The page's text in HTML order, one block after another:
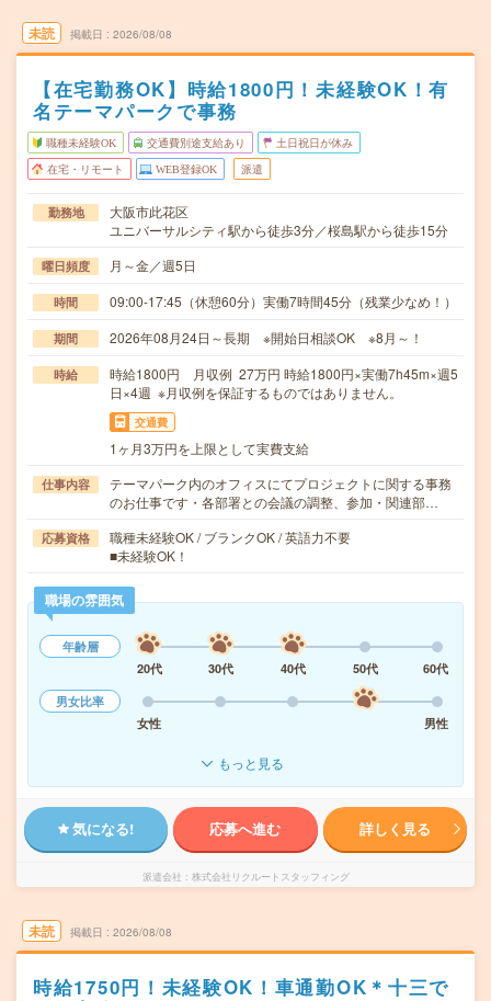
未読 掲載日 2026/08/08
【在宅勤務OK】時給1800円！未経験OK！有
名テーマパークで事務
職種未経験OK 交通費別途支給あり 土日祝日が休み
在宅・リモート WEB登録OK 派遣
勤務地
大阪市此花区
ユニバーサルシティ駅から徒歩3分／桜島駅から徒歩15分
曜日頻度 月～金／週5日
時間 09:00-17:45（休憩60分）実働7時間45分（残業少なめ！）
期間 2026年08月24日～長期 ※開始日相談OK ※8月～！
時給
時給1800円 月収例 27万円 時給1800円×実働7h45m×週5
日×4週 ※月収例を保証するものではありません。
交通費
1ヶ月3万円を上限として実費支給
仕事内容
テーマパーク内のオフィスにてプロジェクトに関する事務
のお仕事です・各部署との会議の調整、参加・関連部…
応募資格
職種未経験OK / ブランクOK / 英語力不要
■未経験OK！
職場の雰囲気
年齢層
20代
30代 40代 50代
60代
男女比率
女性
男性
もっと見る
気になる! 応募へ進む 詳しく見る
派遣会社 株式会社リクルートスタッフィング
未読 掲載日 2026/08/08
時給1750円！未経験OK！車通勤OK＊十三で